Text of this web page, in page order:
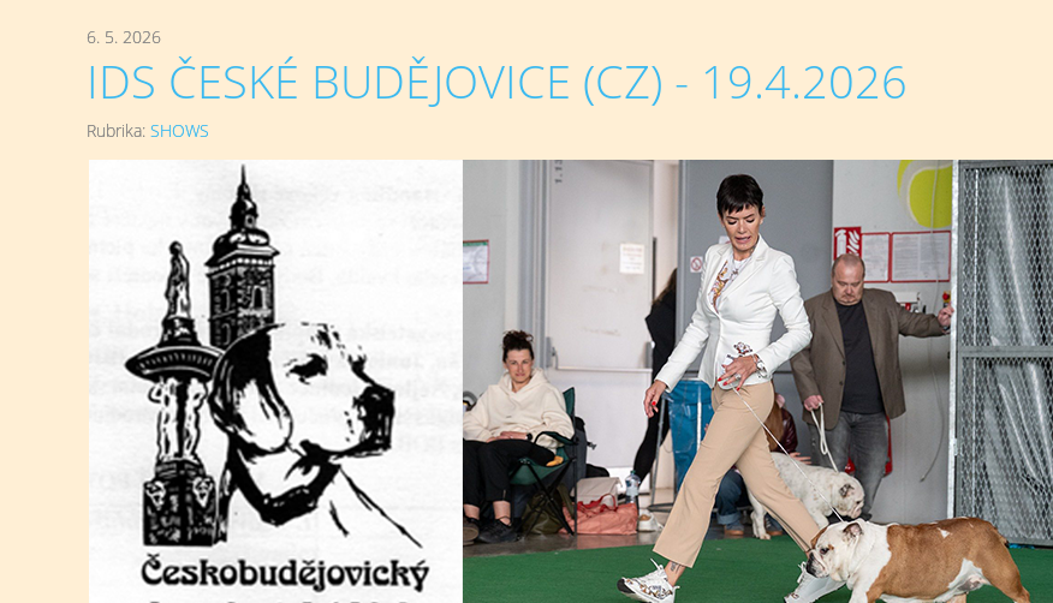
6. 5. 2026
IDS ČESKÉ BUDĚJOVICE (CZ) - 19.4.2026
Rubrika: SHOWS